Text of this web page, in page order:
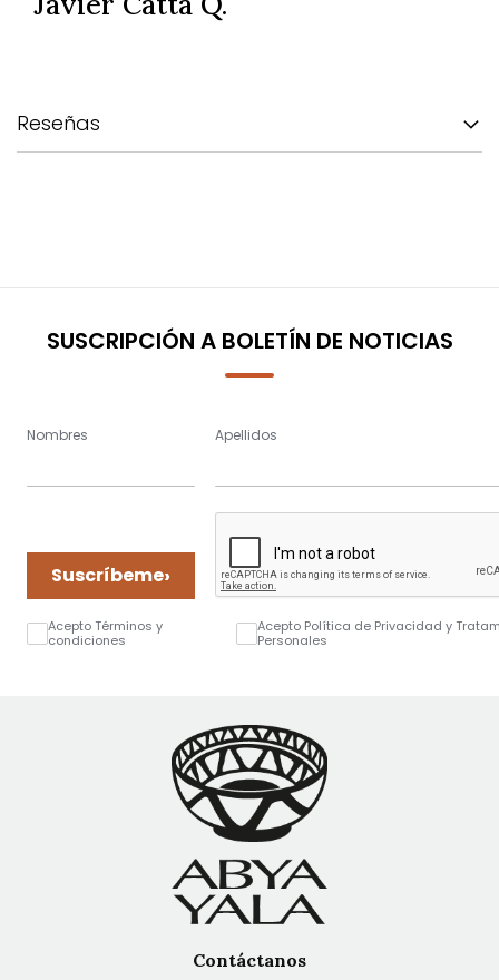
Reseñas
SUSCRIPCIÓN A BOLETÍN DE NOTICIAS
Nombres Apellidos
Suscríbeme›
Acepto Términos y
condiciones
Acepto Política de Privacidad y
Personales
Contáctanos